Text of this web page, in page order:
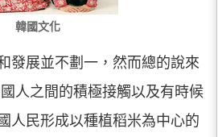
韓國文化
發展並不劃一，然而總的說來
人之間的積極接觸以及有時候
人民形成以種植稻米為中心的